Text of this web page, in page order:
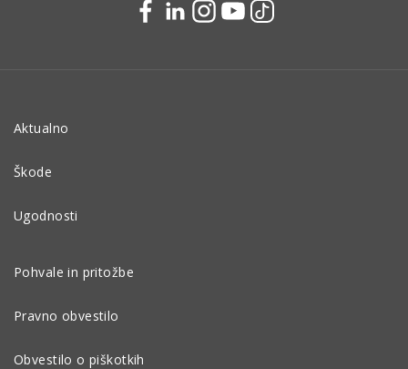
Aktualno
Škode
Ugodnosti
Pohvale in pritožbe
Pravno obvestilo
Obvestilo o piškotkih